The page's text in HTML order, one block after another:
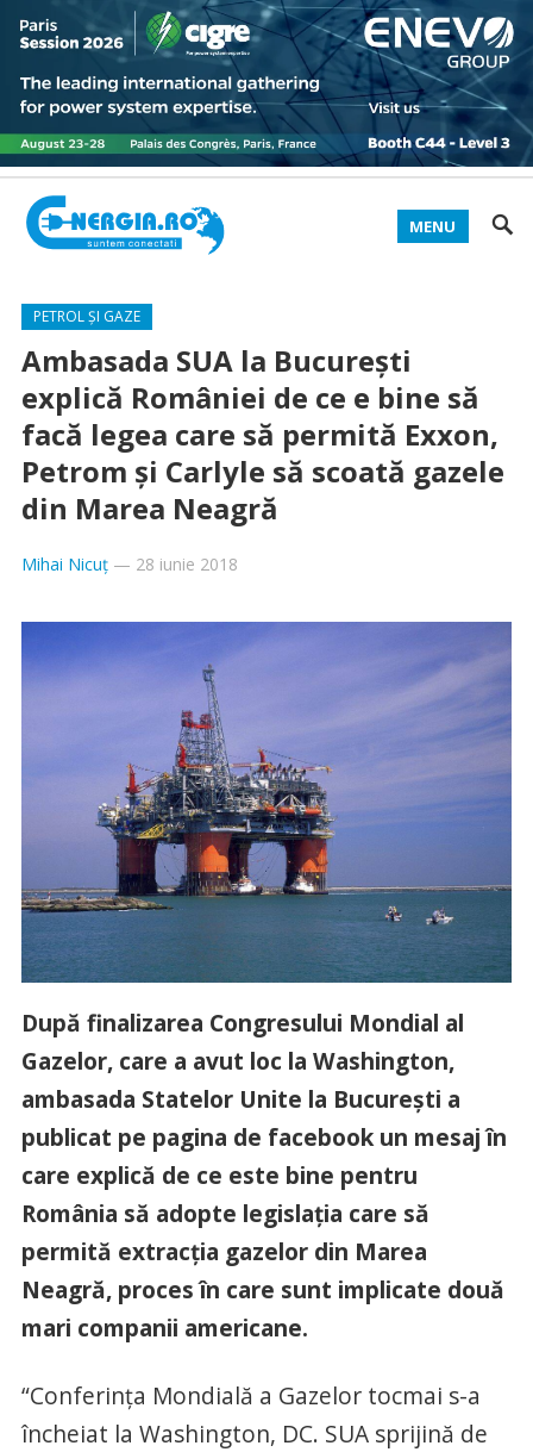
MENU
PETROL ȘI GAZE
Ambasada SUA la Bucureşti
explică României de ce e bine să
facă legea care să permită Exxon,
Petrom şi Carlyle să scoată gazele
din Marea Neagră
Mihai Nicuț— 28 iunie 2018
După finalizarea Congresului Mondial al
Gazelor, care a avut loc la Washington,
ambasada Statelor Unite la Bucureşti a
publicat pe pagina de facebook un mesaj în
care explică de ce este bine pentru
România să adopte legislaţia care să
permită extracţia gazelor din Marea
Neagră, proces în care sunt implicate două
mari companii americane.
“Conferinţa Mondială a Gazelor tocmai s-a
încheiat la Washington, DC. SUA sprijină de